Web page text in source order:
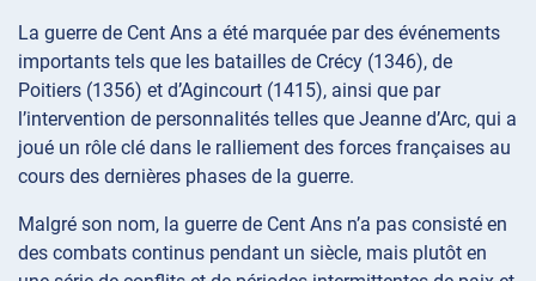
La guerre de Cent Ans a été marquée par des événements
importants tels que les batailles de Crécy (1346), de
Poitiers (1356) et d’Agincourt (1415), ainsi que par
l’intervention de personnalités telles que Jeanne d’Arc, qui a
joué un rôle clé dans le ralliement des forces françaises au
cours des dernières phases de la guerre.
Malgré son nom, la guerre de Cent Ans n’a pas consisté en
des combats continus pendant un siècle, mais plutôt en